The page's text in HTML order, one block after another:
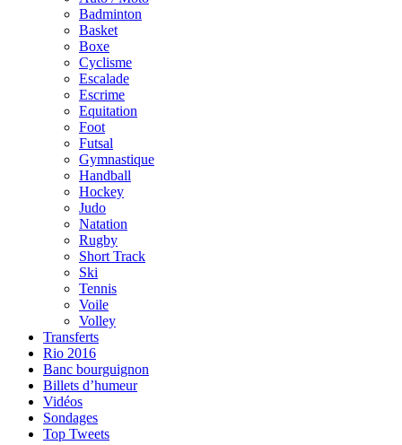
Badminton
Basket
Boxe
Cyclisme
Escalade
Escrime
Equitation
Foot
Futsal
Gymnastique
Handball
Hockey
Judo
Natation
Rugby
Short Track
Ski
Tennis
Voile
Volley
Transferts
Rio 2016
Banc bourguignon
Billets d’humeur
Vidéos
Sondages
Top Tweets